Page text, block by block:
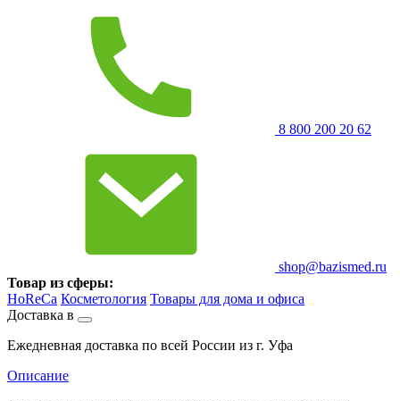
8 800 200 20 62
shop@bazismed.ru
Товар из сферы:
HoReCa Косметология Товары для дома и офиса
Доставка в
Ежедневная доставка по всей России из г. Уфа
Описание